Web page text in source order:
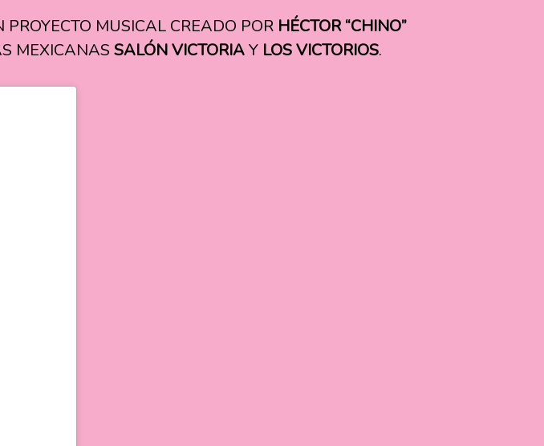
PROYECTO MUSICAL CREADO POR HÉCTOR “CHINO”
MEXICANAS SALÓN VICTORIAY LOS VICTORIOS.